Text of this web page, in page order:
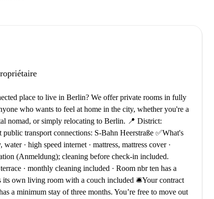
place to live in Berlin? We offer private rooms in fully
who wants to feel at home in the city, whether you're a
nomad, or simply relocating to Berlin. 📍 District:
transport connections: S-Bahn Heerstraße ✅What's
· high speed internet · mattress, mattress cover ·
(Anmeldung); cleaning before check-in included.
· monthly cleaning included · Room nbr ten has a
its own living room with a couch included 🛎️Your contract
a minimum stay of three months. You’re free to move out